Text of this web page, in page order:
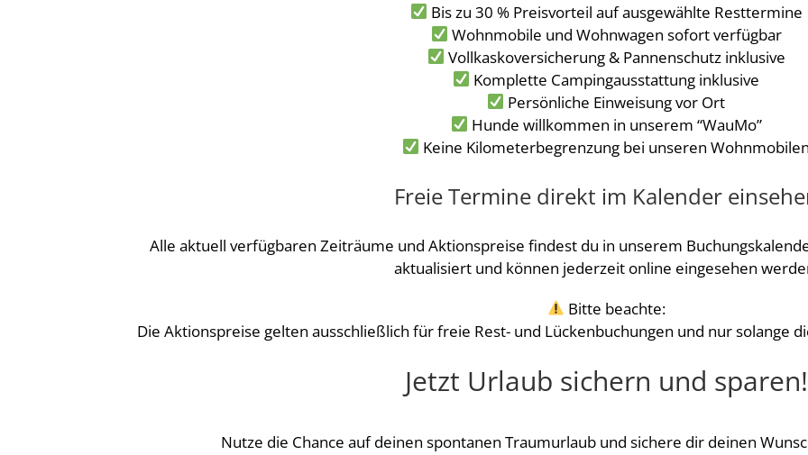
Bis zu 30 % Preisvorteil auf ausgewählte Resttermine
Wohnmobile und Wohnwagen sofort verfügbar
Vollkaskoversicherung & Pannenschutz inklusive
Komplette Campingausstattung inklusive
Persönliche Einweisung vor Ort
Hunde willkommen in unserem “WauMo”
Keine Kilometerbegrenzung bei unseren
Freie Termine direkt im Kalender
Alle aktuell verfügbaren Zeiträume und Aktionspreise findest du in unserem
aktualisiert und können jederzeit online eingesehen
Bitte beachte:
Die Aktionspreise gelten ausschließlich für freie Rest- und Lückenbuchungen und nur solange
Jetzt Urlaub sichern und sparen!
Nutze die Chance auf deinen spontanen Traumurlaub und sichere dir deinen